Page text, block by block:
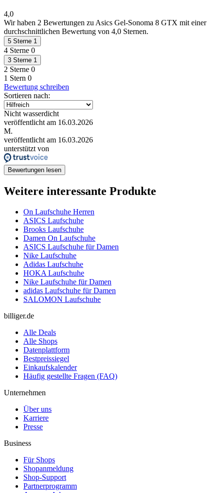
4,0
Wir haben 2 Bewertungen zu Asics Gel-Sonoma 8 GTX mit einer
durchschnittlichen Bewertung von 4,0 Sternen.
5 Sterne 1
4 Sterne 0
3 Sterne 1
2 Sterne 0
1 Stern 0
Bewertung schreiben
Sortieren nach:
Nicht wasserdicht
veröffentlicht am 16.03.2026
M.
veröffentlicht am 16.03.2026
unterstützt von
Bewertungen lesen
Weitere interessante Produkte
On Laufschuhe Herren
ASICS Laufschuhe
Brooks Laufschuhe
Damen On Laufschuhe
ASICS Laufschuhe für Damen
Nike Laufschuhe
Adidas Laufschuhe
HOKA Laufschuhe
Nike Laufschuhe für Damen
adidas Laufschuhe für Damen
SALOMON Laufschuhe
billiger.de
Alle Deals
Alle Shops
Datenplattform
Bestpreissiegel
Einkaufskalender
Häufig gestellte Fragen (FAQ)
Unternehmen
Über uns
Karriere
Presse
Business
Für Shops
Shopanmeldung
Shop-Support
Partnerprogramm